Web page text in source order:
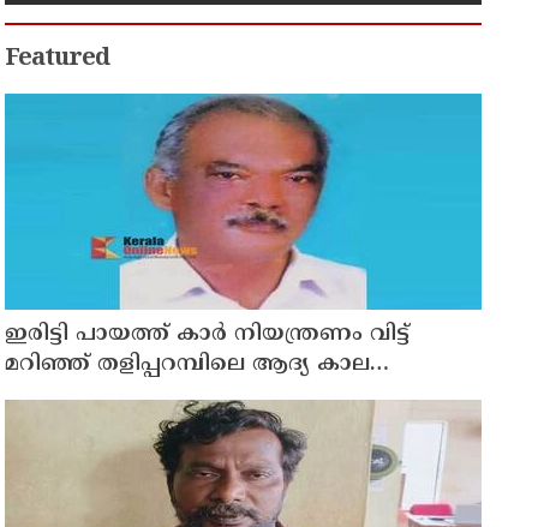
Featured
ഇരിട്ടി പായത്ത് കാർ നിയന്ത്രണം വിട്ട്
മറിഞ്ഞ് തളിപ്പറമ്പിലെ ആദ്യ കാല
കോണ്‍ഗ്രസ് നേതാവ് മരിച്ചു